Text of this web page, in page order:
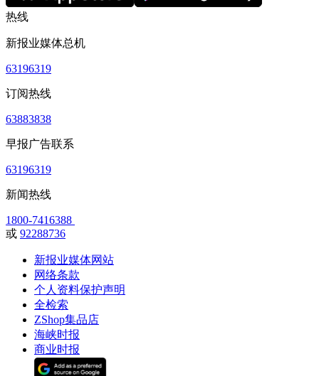
热线
新报业媒体总机
63196319
订阅热线
63883838
早报广告联系
63196319
新闻热线
1800-7416388
或 92288736
新报业媒体网站
网络条款
个人资料保护声明
全检索
ZShop集品店
海峡时报
商业时报